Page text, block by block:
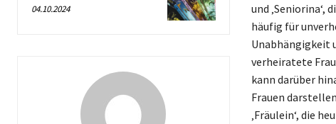
04.10.2024
und ‚Seniorina‘,
häufig für
Unabhängigkeit
verheiratete
kann darüber
Frauen
‚Fräulein‘, die